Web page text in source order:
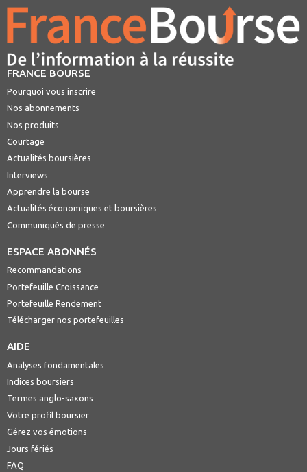
FRANCE BOURSE
Pourquoi vous inscrire
Nos abonnements
Nos produits
Courtage
Actualités boursières
Interviews
Apprendre la bourse
Actualités économiques et boursières
Communiqués de presse
ESPACE ABONNÉS
Recommandations
Portefeuille Croissance
Portefeuille Rendement
Télécharger nos portefeuilles
AIDE
Analyses fondamentales
Indices boursiers
Termes anglo-saxons
Votre profil boursier
Gérez vos émotions
Jours fériés
FAQ